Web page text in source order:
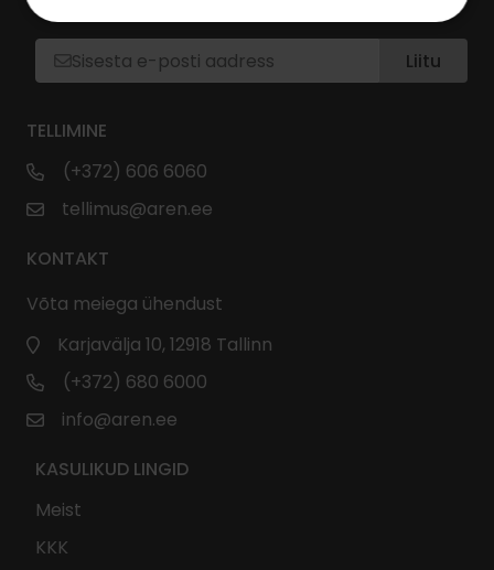
LIITU UUDISKIRJAGA
Liitu
TELLIMINE
(+372) 606 6060
tellimus@aren.ee
KONTAKT
Võta meiega ühendust
Karjavälja 10, 12918 Tallinn
(+372) 680 6000
info@aren.ee
KASULIKUD LINGID
Meist
KKK